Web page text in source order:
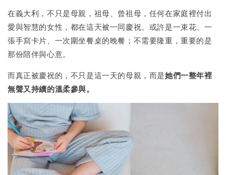
在義大利，不只是母親，祖母、曾祖母，任何在家庭裡付出
愛與智慧的女性，都在這天被一同慶祝。或許是一束花、一
張手寫卡片、一次圍坐餐桌的晚餐；不需要隆重，重要的是
那份陪伴與心意。
而真正被慶祝的，不只是這一天的母親，而是她們一整年裡
無聲又持續的溫柔參與。